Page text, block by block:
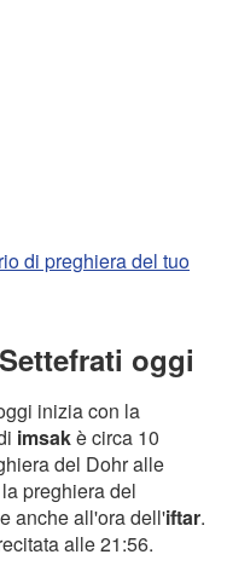
di preghiera del tuo
oggi
inizia con la
imsakè circa 10
del Dohr alle
preghiera del
anche all'ora dell'iftar.
alle 21:56.